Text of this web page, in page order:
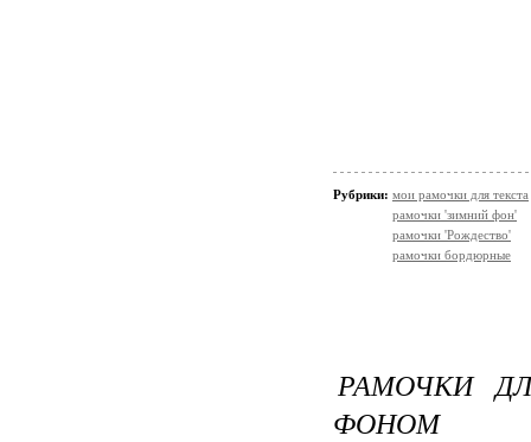
Рубрики: мои рамочки для текста
рамочки 'зимний фон'
рамочки 'Рождество'
рамочки бордюрные
РАМОЧКИ
ФОНОМ